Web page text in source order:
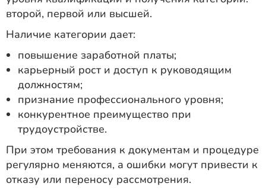
второй, первой или высшей.
Наличие категории дает:
повышение заработной платы;
карьерный рост и доступ к руководящим
должностям;
признание профессионального уровня;
конкурентное преимущество при
трудоустройстве.
При этом требования к документам и процедуре
регулярно меняются, а ошибки могут привести к
отказу или переносу рассмотрения.